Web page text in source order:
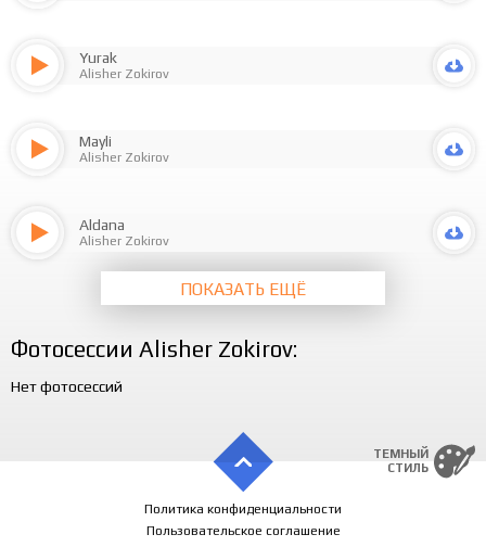
Yurak
Alisher Zokirov
Mayli
Alisher Zokirov
Aldana
Alisher Zokirov
ПОКАЗАТЬ ЕЩЁ
Фотосессии Alisher Zokirov:
Нет фотосессий
ТЕМНЫЙ
СТИЛЬ
Политика конфиденциальности
Пользовательское соглашение